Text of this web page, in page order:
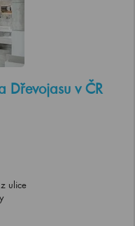
Dřevojasu v ČR
ulice